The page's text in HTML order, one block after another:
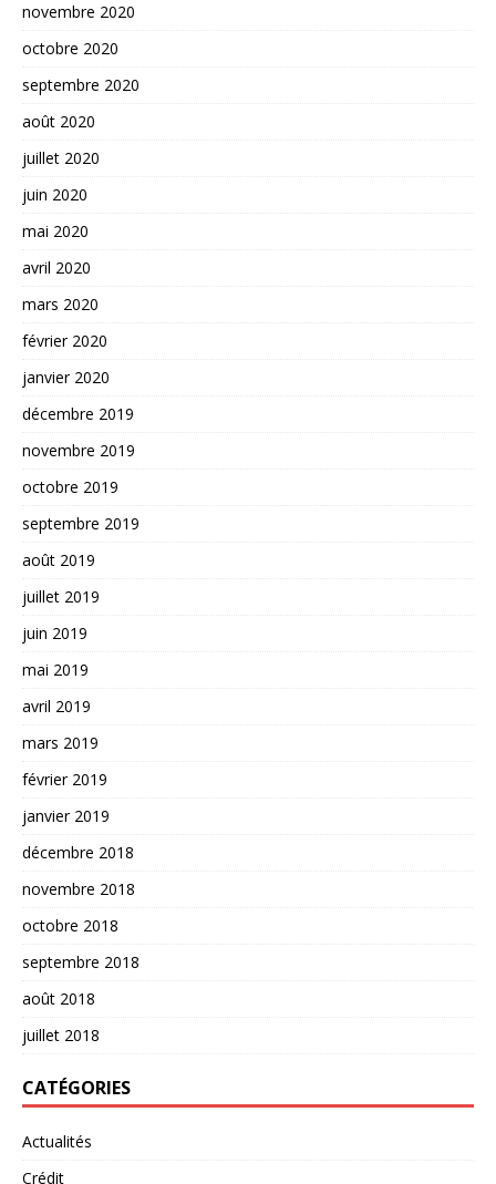
novembre 2020
octobre 2020
septembre 2020
août 2020
juillet 2020
juin 2020
mai 2020
avril 2020
mars 2020
février 2020
janvier 2020
décembre 2019
novembre 2019
octobre 2019
septembre 2019
août 2019
juillet 2019
juin 2019
mai 2019
avril 2019
mars 2019
février 2019
janvier 2019
décembre 2018
novembre 2018
octobre 2018
septembre 2018
août 2018
juillet 2018
CATÉGORIES
Actualités
Crédit